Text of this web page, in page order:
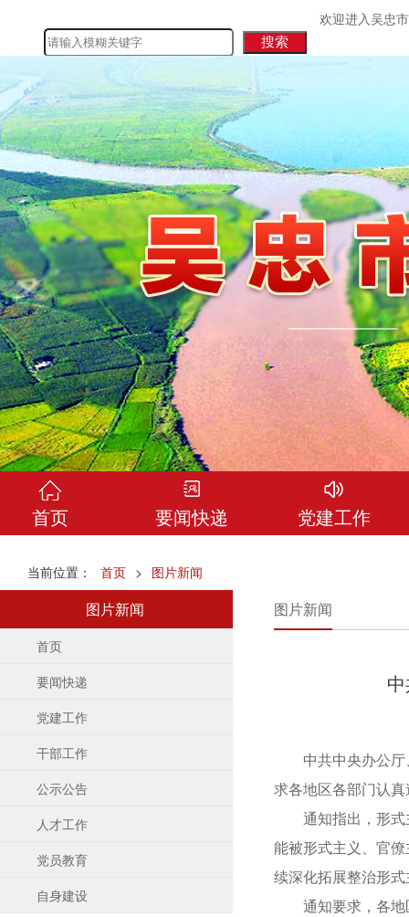
欢迎进入吴忠
首页 要闻快递 党建工作
当前位置： 首页 > 图片新闻
图片新闻
首页
要闻快递
党建工作
干部工作
公示公告
人才工作
党员教育
自身建设
图片新闻
中共中央办公厅
求各地区各部门认
通知指出，形式
能被形式主义、官
续深化拓展整治形
通知要求，各地